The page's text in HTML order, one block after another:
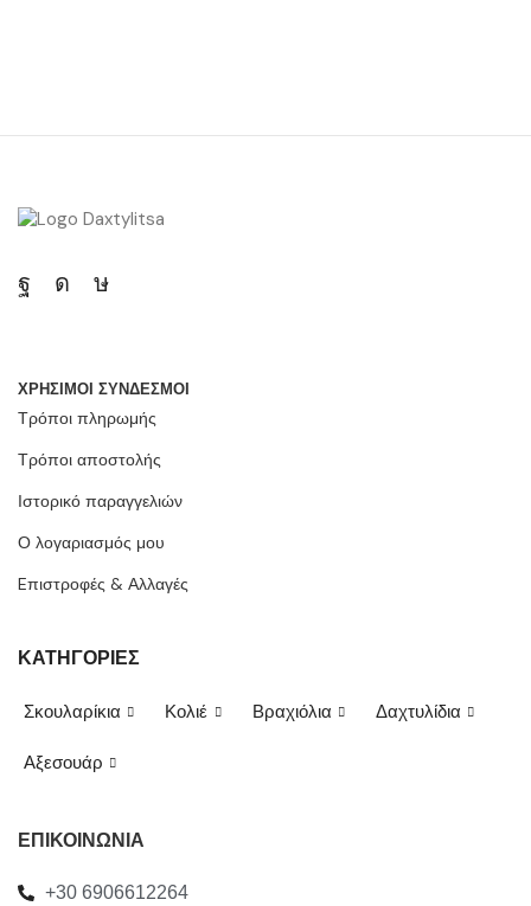
ΧΡΗΣΙΜΟΙ ΣΥΝΔΕΣΜΟΙ
Τρόποι πληρωμής
Τρόποι αποστολής
Ιστορικό παραγγελιών
Ο λογαριασμός μου
Eπιστροφές & Αλλαγές
ΚΑΤΗΓΟΡΙΕΣ
Σκουλαρίκια Κολιέ Βραχιόλια Δαχτυλίδια
Αξεσουάρ
ΕΠΙΚΟΙΝΩΝΙΑ
+30 6906612264